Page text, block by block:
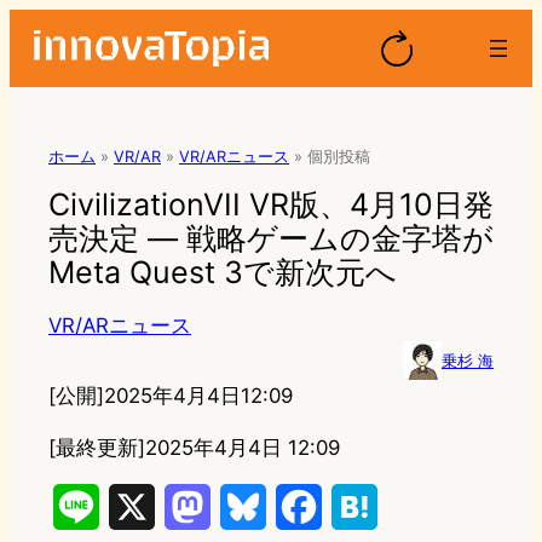
ホーム » VR/AR » VR/ARニュース » 個別投稿
CivilizationVII VR版、4月10日発
売決定 — 戦略ゲームの金字塔が
Meta Quest 3で新次元へ
VR/ARニュース
乗杉 海
[公開]2025年4月4日12:09
[最終更新]2025年4月4日 12:09